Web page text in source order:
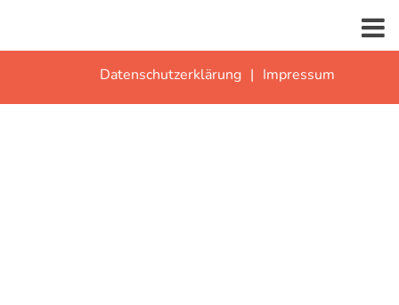
Datenschutzerklärung Impressum